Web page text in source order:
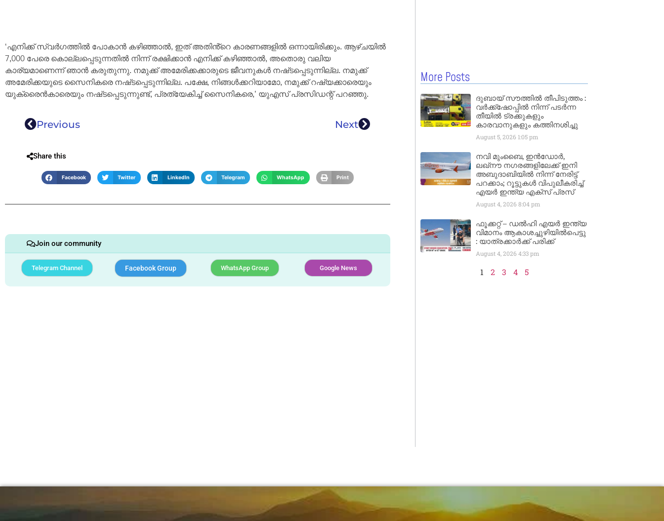
‘എനിക്ക് സ്വർഗത്തിൽ പോകാൻ കഴിഞ്ഞാൽ, ഇത് അതിൻ്റെ കാരണങ്ങളിൽ ഒന്നായിരിക്കും. ആഴ്‌ചയിൽ
7,000 പേരെ കൊല്ലപ്പെടുന്നതിൽ നിന്ന് രക്ഷിക്കാൻ എനിക്ക് കഴിഞ്ഞാൽ, അതൊരു വലിയ
കാര്യമാണെന്ന് ഞാൻ കരുതുന്നു. നമുക്ക് അമേരിക്കക്കാരുടെ ജീവനുകൾ നഷ്‌ടപ്പെടുന്നില്ല. നമുക്ക്
അമേരിക്കയുടെ സൈനികരെ നഷ്‌ടപ്പെടുന്നില്ല. പക്ഷേ, നിങ്ങൾക്കറിയാമോ, നമുക്ക് റഷ്യക്കാരെയും
യുക്രൈൻകാരെയും നഷ്‌ടപ്പെടുന്നുണ്ട്, പ്രത്യേകിച്ച് സൈനികരെ,’ യുഎസ് പ്രസിഡന്റ് പറഞ്ഞു.
Previous Next
Share this
Facebook Twitter LinkedIn Telegram WhatsApp Print
Join our community
Telegram Channel Facebook Group WhatsApp Group Google News
More Posts
ദുബായ് സൗത്തിൽ തീപിടുത്തം :
വർക്ക്‌ഷോപ്പിൽ നിന്ന് പടർന്ന
തീയിൽ ട്രക്കുകളും
കാരവാനുകളും കത്തിനശിച്ചു
August 5, 2026 1:05 pm
നവി മുംബൈ, ഇൻഡോർ,
ലഖ്നൗ നഗരങ്ങളിലേക്ക് ഇനി
അബുദാബിയിൽ നിന്ന് നേരിട്ട്
പറക്കാം; റൂട്ടുകൾ വിപുലീകരിച്ച്
എയർ ഇന്ത്യ എക്സ് പ്രസ്
August 4, 2026 8:04 pm
ഫൂക്കറ്റ് – ഡൽഹി എയര്‍ ഇന്ത്യ
വിമാനം ആകാശച്ചുഴിയില്‍പെട്ടു
: യാത്രക്കാര്‍ക്ക് പരിക്ക്
August 4, 2026 4:33 pm
1 2 3 4 5